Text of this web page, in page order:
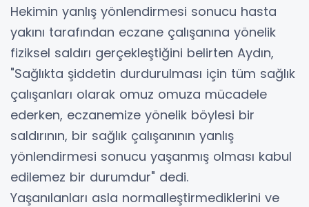
Hekimin yanlış yönlendirmesi sonucu hasta
yakını tarafından eczane çalışanına yönelik
fiziksel saldırı gerçekleştiğini belirten Aydın,
"Sağlıkta şiddetin durdurulması için tüm sağlık
çalışanları olarak omuz omuza mücadele
ederken, eczanemize yönelik böylesi bir
saldırının, bir sağlık çalışanının yanlış
yönlendirmesi sonucu yaşanmış olması kabul
edilemez bir durumdur" dedi.
Yaşanılanları asla normalleştirmediklerini ve